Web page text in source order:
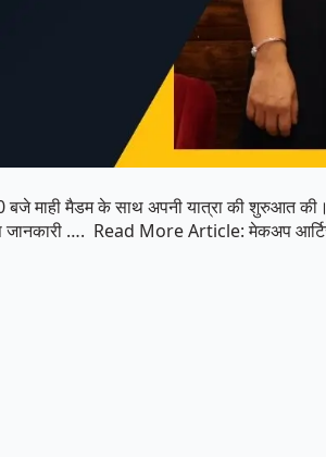
बजे माही मैडम के साथ अपनी यात्रा की शुरुआत
जानकारी …. Read More Article: मेकअप